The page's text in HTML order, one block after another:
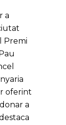
a
Premi
oferint
a